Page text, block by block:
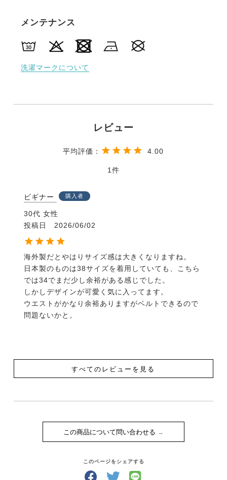
メンテナンス
洗濯マークについて
4.00
1
ビギナー 購入者
30代 女性
投稿日
2026/06/02
海外製だとやはりサイズ感は大きくなりますね。
日本製のものは38サイズを着用していても、こちら
では34でまだ少し余裕がある感じでした。
しかしデザインが可愛く気に入ってます。
ウエストがかなり余裕ありますがベルトできるので
問題ないかと。
すべてのレビューを見る
この商品について問い合わせる
このページをシェアする